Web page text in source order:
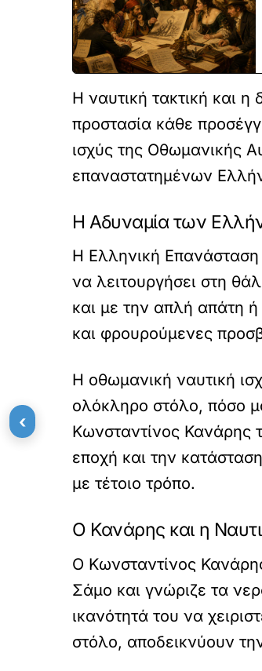
Η ναυτική τακτική και
προστασία κάθε
ισχύς της Οθωμανικής
επαναστατημένων
Η Αδυναμία των
Η Ελληνική Επανάσταση
να λειτουργήσει στη
και με την απλή απάτη
και φρουρούμενες
Η οθωμανική ναυτική
ολόκληρο στόλο, πόσο
Κωνσταντίνος Κανάρης
εποχή και την
με τέτοιο τρόπο.
Ο Κανάρης και η
Ο Κωνσταντίνος
Σάμο και γνώριζε τα
ικανότητά του να
στόλο, αποδεικνύουν
‹